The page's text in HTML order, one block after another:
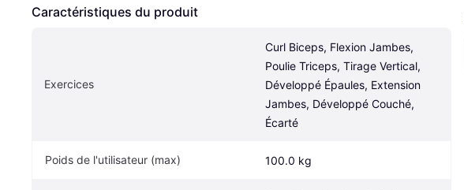
Caractéristiques du produit
Exercices
Curl Biceps, Flexion Jambes,
Poulie Triceps, Tirage Vertical,
Développé Épaules, Extension
Jambes, Développé Couché,
Écarté
Poids de l'utilisateur (max) 100.0 kg